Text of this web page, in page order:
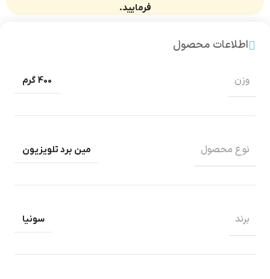
فرمایید.
اطلاعات محصول
وزن 400 گرم
نوع محصول مین برد تلویزیون
برند سونیا